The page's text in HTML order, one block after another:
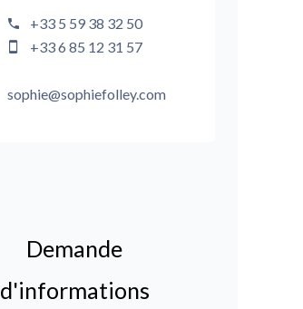
+33 5 59 38 32 50
+33 6 85 12 31 57
sophie@sophiefolley.com
Demande
d'informations